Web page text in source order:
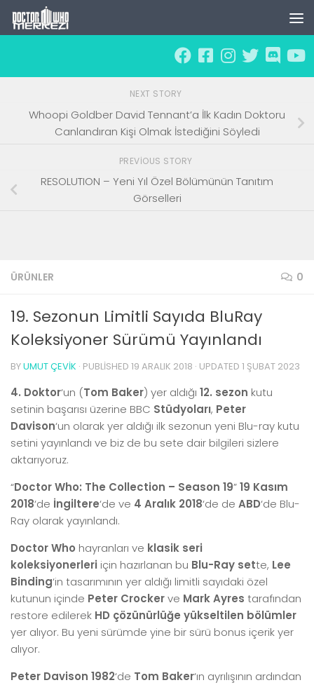
Skip to content
ÜRÜNLER 0
19. Sezonun Limitli Sayıda BluRay
Koleksiyoner Sürümü Yayınlandı
BYUMUT ÇEVIK · PUBLISHED 19 ARALIK 2018 · UPDATED 1 ŞUBAT 2023
4. Doktor‘un (Tom Baker) yer aldığı 12. sezon kutu
setinin başarısı üzerine BBC Stüdyoları, Peter
Davison‘un olarak yer aldığı ilk sezonun yeni Blu-ray kutu
setini yayınlandı ve biz de bu sete dair bilgileri sizlere
aktarıyoruz.
“Doctor Who: The Collection – Season 19”19 Kasım
2018‘de İngiltere‘de ve 4 Aralık 2018‘de de ABD‘de Blu-
Ray olarak yayınlandı.
Doctor Who hayranları ve klasik seri
koleksiyonerleri için hazırlanan bu Blu-Ray sette, Lee
Binding‘in tasarımının yer aldığı limitli sayıdaki özel
kutunun içinde Peter Crockerve Mark Ayres tarafından
restore edilerek HD çözünürlüğe yükseltilen bölümler
yer alıyor. Bu yeni sürümde yine bir sürü bonus içerik yer
alıyor.
Peter Davison 1982‘de Tom Baker‘ın ayrılışının ardından
NEXT STORY
Whoopi Goldber David Tennant’a İlk Kadın Doktoru
Canlandıran Kişi Olmak İstediğini Söyledi
PREVIOUS STORY
RESOLUTION – Yeni Yıl Özel Bölümünün Tanıtım
Görselleri